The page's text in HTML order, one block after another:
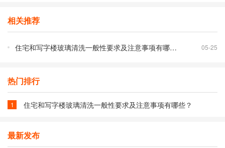
相关推荐
住宅和写字楼玻璃清洗一般性要求及注意事项有哪些？ 05-25
热门排行
1 住宅和写字楼玻璃清洗一般性要求及注意事项有哪些？
最新发布